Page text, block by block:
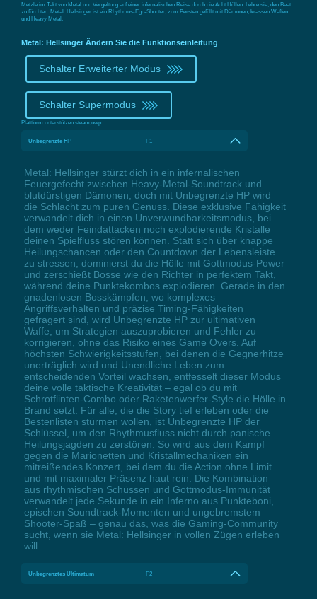
Metzle im Takt von Metal und Vergeltung auf einer infernalischen Reise durch die Acht Höllen. Lehre sie, den Beat
zu fürchten. Metal: Hellsinger ist ein Rhythmus-Ego-Shooter, zum Bersten gefüllt mit Dämonen, krassen Waffen
und Heavy Metal.
Metal: Hellsinger Ändern Sie die Funktionseinleitung
Schalter Erweiterter Modus
Schalter Supermodus
Plattform unterstützen:steam,uwp
Unbegrenzte HP F1
Metal: Hellsinger stürzt dich in ein infernalischen
Feuergefecht zwischen Heavy-Metal-Soundtrack und
blutdürstigen Dämonen, doch mit Unbegrenzte HP wird
die Schlacht zum puren Genuss. Diese exklusive Fähigkeit
verwandelt dich in einen Unverwundbarkeitsmodus, bei
dem weder Feindattacken noch explodierende Kristalle
deinen Spielfluss stören können. Statt sich über knappe
Heilungschancen oder den Countdown der Lebensleiste
zu stressen, dominierst du die Hölle mit Gottmodus-Power
und zerschießt Bosse wie den Richter in perfektem Takt,
während deine Punktekombos explodieren. Gerade in den
gnadenlosen Bosskämpfen, wo komplexes
Angriffsverhalten und präzise Timing-Fähigkeiten
gefragert sind, wird Unbegrenzte HP zur ultimativen
Waffe, um Strategien auszuprobieren und Fehler zu
korrigieren, ohne das Risiko eines Game Overs. Auf
höchsten Schwierigkeitsstufen, bei denen die Gegnerhitze
unerträglich wird und Unendliche Leben zum
entscheidenden Vorteil wachsen, entfesselt dieser Modus
deine volle taktische Kreativität – egal ob du mit
Schrotflinten-Combo oder Raketenwerfer-Style die Hölle in
Brand setzt. Für alle, die die Story tief erleben oder die
Bestenlisten stürmen wollen, ist Unbegrenzte HP der
Schlüssel, um den Rhythmusfluss nicht durch panische
Heilungsjagden zu zerstören. So wird aus dem Kampf
gegen die Marionetten und Kristallmechaniken ein
mitreißendes Konzert, bei dem du die Action ohne Limit
und mit maximaler Präsenz haut rein. Die Kombination
aus rhythmischen Schüssen und Gottmodus-Immunität
verwandelt jede Sekunde in ein Inferno aus Punkteboni,
epischen Soundtrack-Momenten und ungebremstem
Shooter-Spaß – genau das, was die Gaming-Community
sucht, wenn sie Metal: Hellsinger in vollen Zügen erleben
will.
Unbegrenztes Ultimatum F2